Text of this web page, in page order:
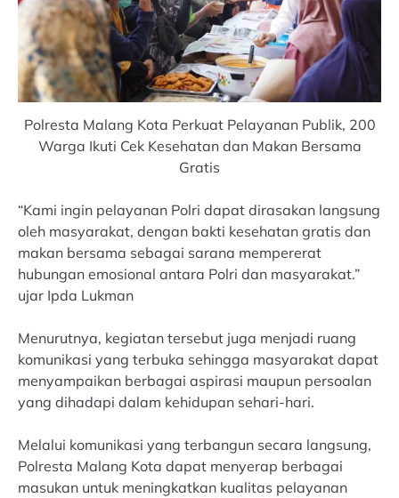
Polresta Malang Kota Perkuat Pelayanan Publik, 200
Warga Ikuti Cek Kesehatan dan Makan Bersama
Gratis
“Kami ingin pelayanan Polri dapat dirasakan langsung
oleh masyarakat, dengan bakti kesehatan gratis dan
makan bersama sebagai sarana mempererat
hubungan emosional antara Polri dan masyarakat.”
ujar Ipda Lukman
Menurutnya, kegiatan tersebut juga menjadi ruang
komunikasi yang terbuka sehingga masyarakat dapat
menyampaikan berbagai aspirasi maupun persoalan
yang dihadapi dalam kehidupan sehari-hari.
Melalui komunikasi yang terbangun secara langsung,
Polresta Malang Kota dapat menyerap berbagai
masukan untuk meningkatkan kualitas pelayanan